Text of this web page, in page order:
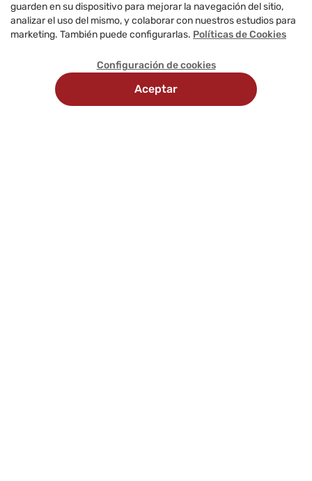
guarden en su dispositivo para mejorar la navegación del sitio,
analizar el uso del mismo, y colaborar con nuestros estudios para
marketing. También puede configurarlas. Políticas de Cookies
Configuración de cookies
Aceptar